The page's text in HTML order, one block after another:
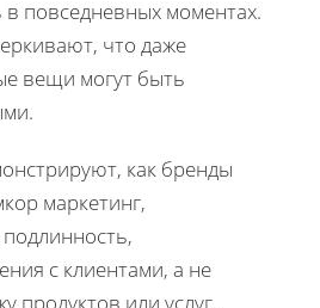
в повседневных моментах.
что даже
вещи могут быть
как бренды
маркетинг,
с клиентами, а не